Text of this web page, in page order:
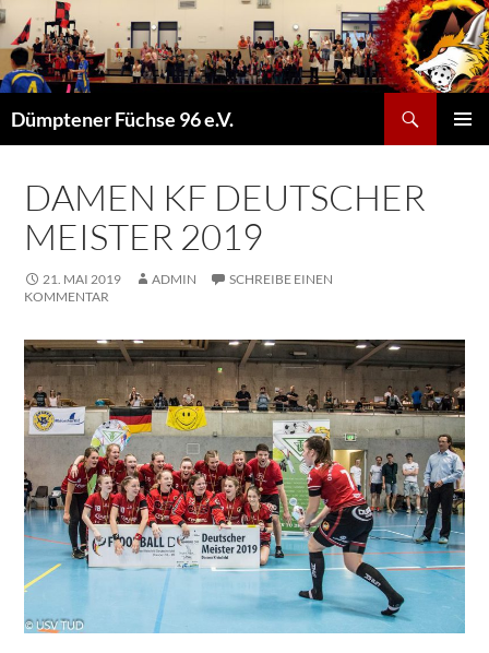
Dümptener Füchse 96 e.V.
SPRINGEN
DAMEN KF DEUTSCHER
MEISTER 2019
21. MAI 2019 ADMIN
SCHREIBE EINEN
KOMMENTAR